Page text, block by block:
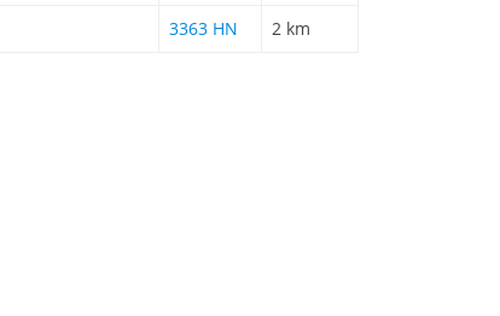
3363 HN 2 km